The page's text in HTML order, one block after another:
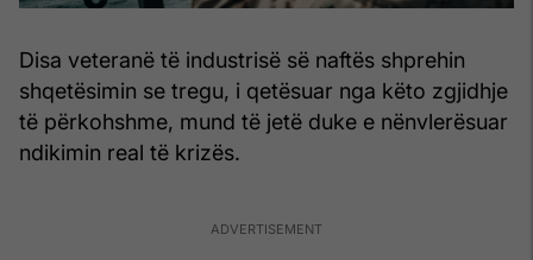
Disa veteranë të industrisë së naftës shprehin
shqetësimin se tregu, i qetësuar nga këto zgjidhje
të përkohshme, mund të jetë duke e nënvlerësuar
ndikimin real të krizës.